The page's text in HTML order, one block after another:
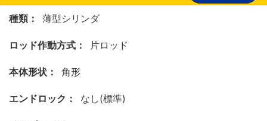
種類： 薄型シリンダ
ロッド作動方式： 片ロッド
本体形状： 角形
エンドロック： なし(標準)